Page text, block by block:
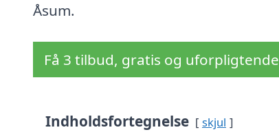
Åsum.
Få 3 tilbud, gratis og uforpligtende
Indholdsfortegnelse skjul